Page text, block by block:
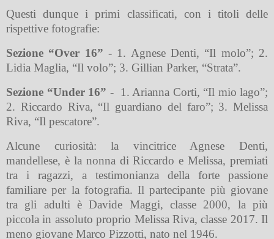
Questi dunque i primi classificati, con i titoli delle
rispettive fotografie:
Sezione “Over 16” - 1. Agnese Denti, “Il molo”; 2.
Lidia Maglia, “Il volo”; 3. Gillian Parker, “Strata”.
Sezione “Under 16” -
1. Arianna Corti, “Il mio lago”;
2. Riccardo Riva, “Il guardiano del faro”; 3. Melissa
Riva, “Il pescatore”.
Alcune curiosità: la vincitrice Agnese Denti,
mandellese, è la nonna di Riccardo e Melissa, premiati
tra i ragazzi, a testimonianza della forte passione
familiare per la fotografia. Il partecipante più giovane
tra gli adulti è Davide Maggi, classe 2000, la più
piccola in assoluto proprio Melissa Riva, classe 2017. Il
meno giovane Marco Pizzotti, nato nel 1946.